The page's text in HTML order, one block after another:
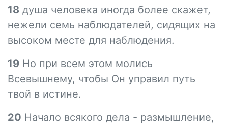
18 душа человека иногда более скажет,
нежели семь наблюдателей, сидящих на
высоком месте для наблюдения.
19 Но при всем этом молись
Всевышнему, чтобы Он управил путь
твой в истине.
20 Начало всякого дела - размышление,